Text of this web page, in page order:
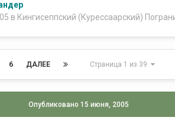
в Кингисеппский (Курессаарский)
6 ДАЛЕЕ Страница 1 из 39
Опубликовано15 июня, 2005